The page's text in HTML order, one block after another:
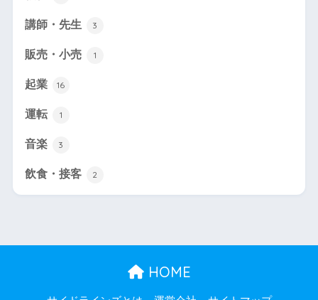
講師・先生 3
販売・小売 1
起業 16
運転 1
音楽 3
飲食・接客 2
HOME